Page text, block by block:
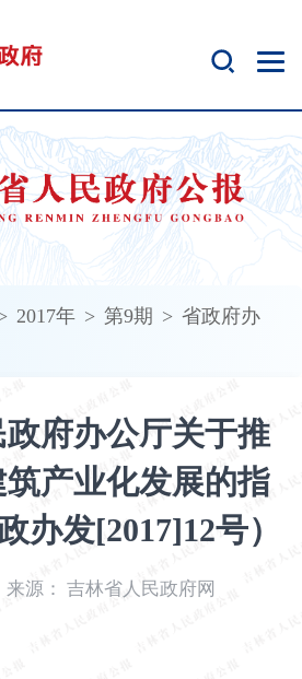
2017年 > 第9期 > 省政府办
府办公厅关于推
产业化发展的指
办发[2017]12号）
来源： 吉林省人民政府网